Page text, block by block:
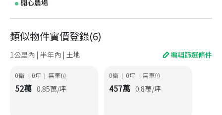
開心農場
類似物件實價登錄(6)
1公里內 | 半年內 | 土地 編輯篩選條件
0衛 | 0坪 | 無車位
52萬 0.85萬/坪
0衛 | 0坪 | 無車位
457萬 0.8萬/坪